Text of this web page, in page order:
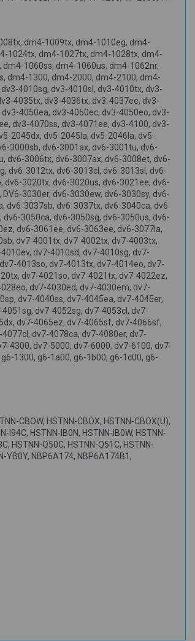
dm4-1009tx, dm4-1010eg, dm4-
1024tx, dm4-1027tx, dm4-1028tx, dm4-
1060ss, dm4-1060us, dm4-1062nr,
dm4-1300, dm4-2000, dm4-2100, dm4-
4010sg, dv3-4010sl, dv3-4010tx, dv3-
4035tx, dv3-4036tx, dv3-4037ee, dv3-
4050ea, dv3-4050ec, dv3-4050eo, dv3-
dv3-4070ss, dv3-4071ee, dv3-4100, dv3-
2045dx, dv5-2045la, dv5-2046la, dv5-
3000sb, dv6-3001ax, dv6-3001tu, dv6-
dv6-3006tx, dv6-3007ax, dv6-3008et, dv6-
dv6-3012tx, dv6-3013cl, dv6-3013sl, dv6-
3020tx, dv6-3020us, dv6-3021ee, dv6-
3030er, dv6-3030ew, dv6-3030sy, dv6-
dv6-3037sb, dv6-3037tx, dv6-3040ca, dv6-
3050ca, dv6-3050sg, dv6-3050us, dv6-
dv6-3061ee, dv6-3063ee, dv6-3077la,
dv7-4001tx, dv7-4002tx, dv7-4003tx,
dv7-4010sd, dv7-4010sg, dv7-
4013so, dv7-4013tx, dv7-4014eo, dv7-
dv7-4021so, dv7-4021tx, dv7-4022ez,
dv7-4030ed, dv7-4030em, dv7-
dv7-4040ss, dv7-4045ea, dv7-4045er,
dv7-4052sg, dv7-4053cl, dv7-
dv7-4065ez, dv7-4065sf, dv7-4066sf,
dv7-4078ca, dv7-4080er, dv7-
4300, dv7-5000, dv7-6000, dv7-6100, dv7-
1300, g6-1a00, g6-1b00, g6-1c00, g6-
CBOW, HSTNN-CBOX, HSTNN-CBOX(U),
I94C, HSTNN-IB0N, HSTNN-IB0W, HSTNN-
HSTNN-Q50C, HSTNN-Q51C, HSTNN-
YB0Y, NBP6A174, NBP6A174B1,